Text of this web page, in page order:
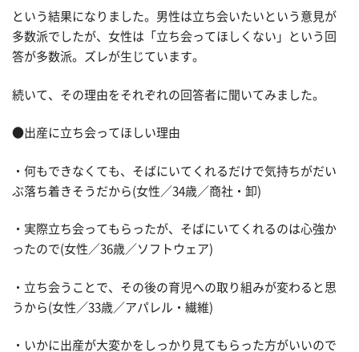
という結果になりました。男性は立ち会いたいという意見が
多数派でしたが、女性は「立ち会ってほしくない」という回
答が多数派。ズレが生じています。
続いて、その理由をそれぞれの回答者に聞いてみました。
●出産に立ち会ってほしい理由
・何もできなくても、そばにいてくれるだけで気持ちがだい
ぶ落ち着きそうだから(女性／34歳／商社・卸)
・実際立ち会ってもらったが、そばにいてくれるのは心強か
ったので(女性／36歳／ソフトウェア)
・立ち会うことで、その後の育児への取り組みが変わると思
うから(女性／33歳／アパレル・繊維)
・いかに出産が大変かをしっかり見てもらった方がいいので